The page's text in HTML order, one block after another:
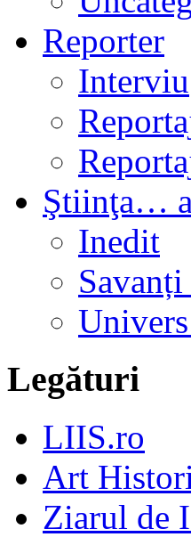
Reporter
Interviu
Ştiinţa…
Inedit
Legături
LIIS.ro
Art
Ziarul de